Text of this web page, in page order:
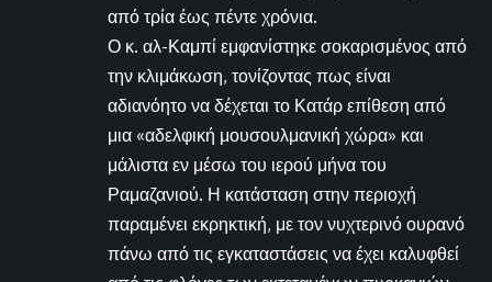
από τρία έως πέντε χρόνια.
Ο κ. αλ-Καμπί εμφανίστηκε σοκαρισμένος από
την κλιμάκωση, τονίζοντας πως είναι
αδιανόητο να δέχεται το Κατάρ επίθεση από
μια «αδελφική μουσουλμανική χώρα» και
μάλιστα εν μέσω του ιερού μήνα του
Ραμαζανιού. Η κατάσταση στην περιοχή
παραμένει εκρηκτική, με τον νυχτερινό ουρανό
πάνω από τις εγκαταστάσεις να έχει καλυφθεί